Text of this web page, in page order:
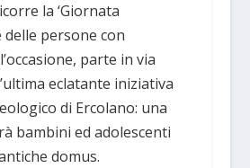
la ‘Giornata
persone con
parte in via
eclatante iniziativa
di Ercolano: una
bambini ed adolescenti
domus.